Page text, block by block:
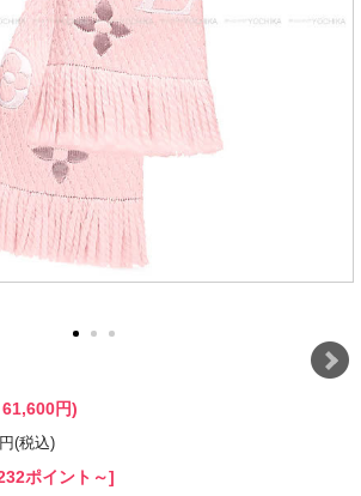
円)
(税込)
ポイント～]